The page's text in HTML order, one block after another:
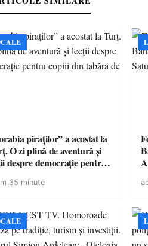
piraților” a acostat la
O zi plină de aventură și
despre democrație pentru
35 minute